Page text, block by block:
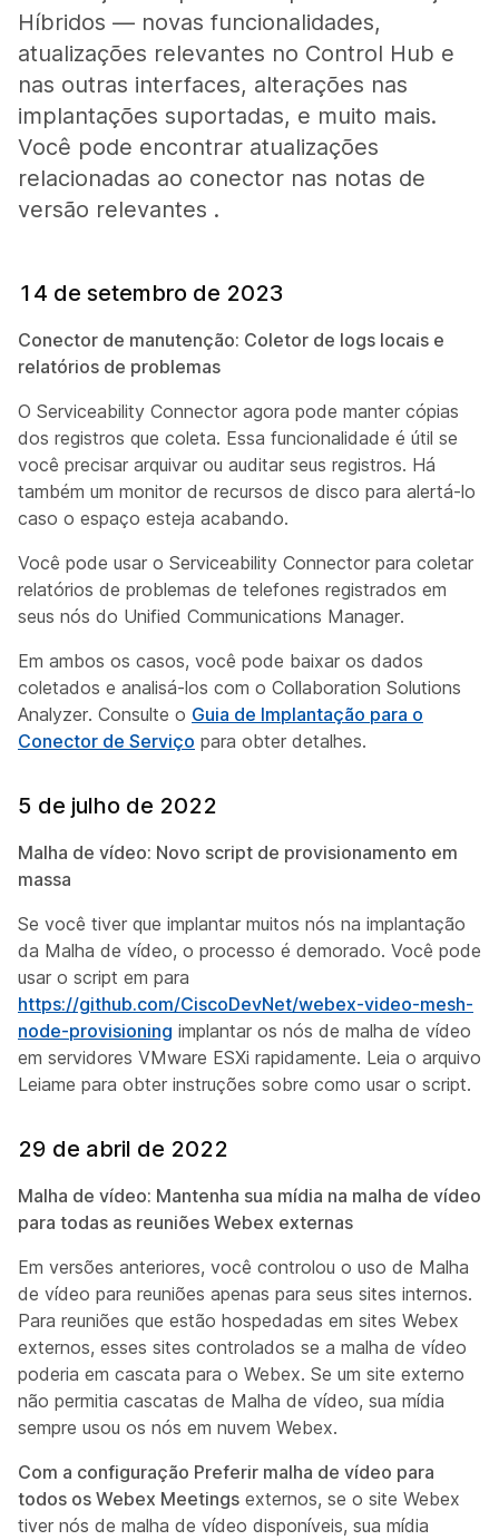
Híbridos — novas funcionalidades,
atualizações relevantes no Control Hub e
nas outras interfaces, alterações nas
implantações suportadas, e muito mais.
Você pode encontrar atualizações
relacionadas ao conector nas notas de
versão relevantes .
14 de setembro de 2023
Conector de manutenção: Coletor de logs locais e
relatórios de problemas
O Serviceability Connector agora pode manter cópias
dos registros que coleta. Essa funcionalidade é útil se
você precisar arquivar ou auditar seus registros. Há
também um monitor de recursos de disco para alertá-lo
caso o espaço esteja acabando.
Você pode usar o Serviceability Connector para coletar
relatórios de problemas de telefones registrados em
seus nós do Unified Communications Manager.
Em ambos os casos, você pode baixar os dados
coletados e analisá-los com o Collaboration Solutions
Analyzer. Consulte o Guia de Implantação para o
Conector de Serviço para obter detalhes.
5 de julho de 2022
Malha de vídeo: Novo script de provisionamento em
massa
Se você tiver que implantar muitos nós na implantação
da Malha de vídeo, o processo é demorado. Você pode
usar o script em para
https://github.com/CiscoDevNet/webex-video-mesh-
node-provisioning implantar os nós de malha de vídeo
em servidores VMware ESXi rapidamente. Leia o arquivo
Leiame para obter instruções sobre como usar o script.
29 de abril de 2022
Malha de vídeo: Mantenha sua mídia na malha de vídeo
para todas as reuniões Webex externas
Em versões anteriores, você controlou o uso de Malha
de vídeo para reuniões apenas para seus sites internos.
Para reuniões que estão hospedadas em sites Webex
externos, esses sites controlados se a malha de vídeo
poderia em cascata para o Webex. Se um site externo
não permitia cascatas de Malha de vídeo, sua mídia
sempre usou os nós em nuvem Webex.
Com a configuração Preferir malha de vídeo para
todos os Webex Meetings externos, se o site Webex
tiver nós de malha de vídeo disponíveis, sua mídia